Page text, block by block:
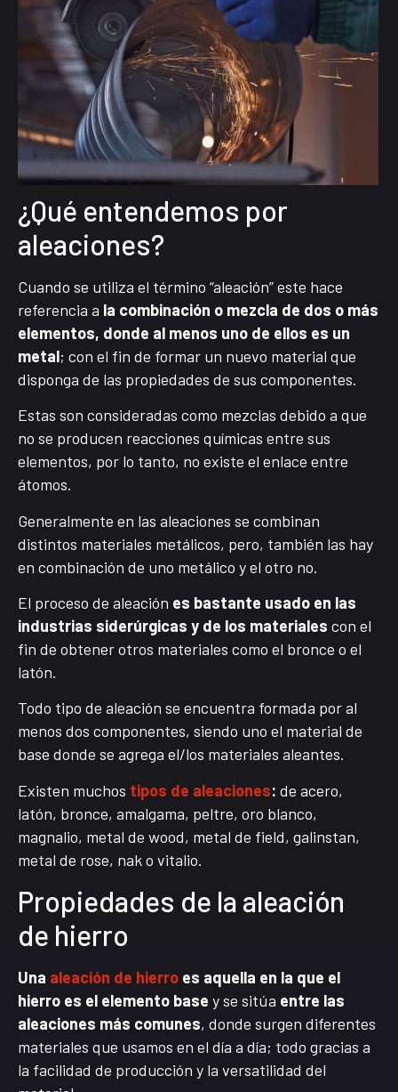
¿Qué entendemos por
aleaciones?
Cuando se utiliza el término “aleación” este hace
referencia a la combinación o mezcla de dos o más
elementos, donde al menos uno de ellos es un
metal; con el fin de formar un nuevo material que
disponga de las propiedades de sus componentes.
Estas son consideradas como mezclas debido a que
no se producen reacciones químicas entre sus
elementos, por lo tanto, no existe el enlace entre
átomos.
Generalmente en las aleaciones se combinan
distintos materiales metálicos, pero, también las hay
en combinación de uno metálico y el otro no.
El proceso de aleación es bastante usado en las
industrias siderúrgicas y de los materiales con el
fin de obtener otros materiales como el bronce o el
latón.
Todo tipo de aleación se encuentra formada por al
menos dos componentes, siendo uno el material de
base donde se agrega el/los materiales aleantes.
Existen muchos tipos de aleaciones: de acero,
latón, bronce, amalgama, peltre, oro blanco,
magnalio, metal de wood, metal de field, galinstan,
metal de rose, nak o vitalio.
Propiedades de la aleación
de hierro
Una aleación de hierro es aquella en la que el
hierro es el elemento base y se sitúa entre las
aleaciones más comunes, donde surgen diferentes
materiales que usamos en el día a día; todo gracias a
la facilidad de producción y la versatilidad del